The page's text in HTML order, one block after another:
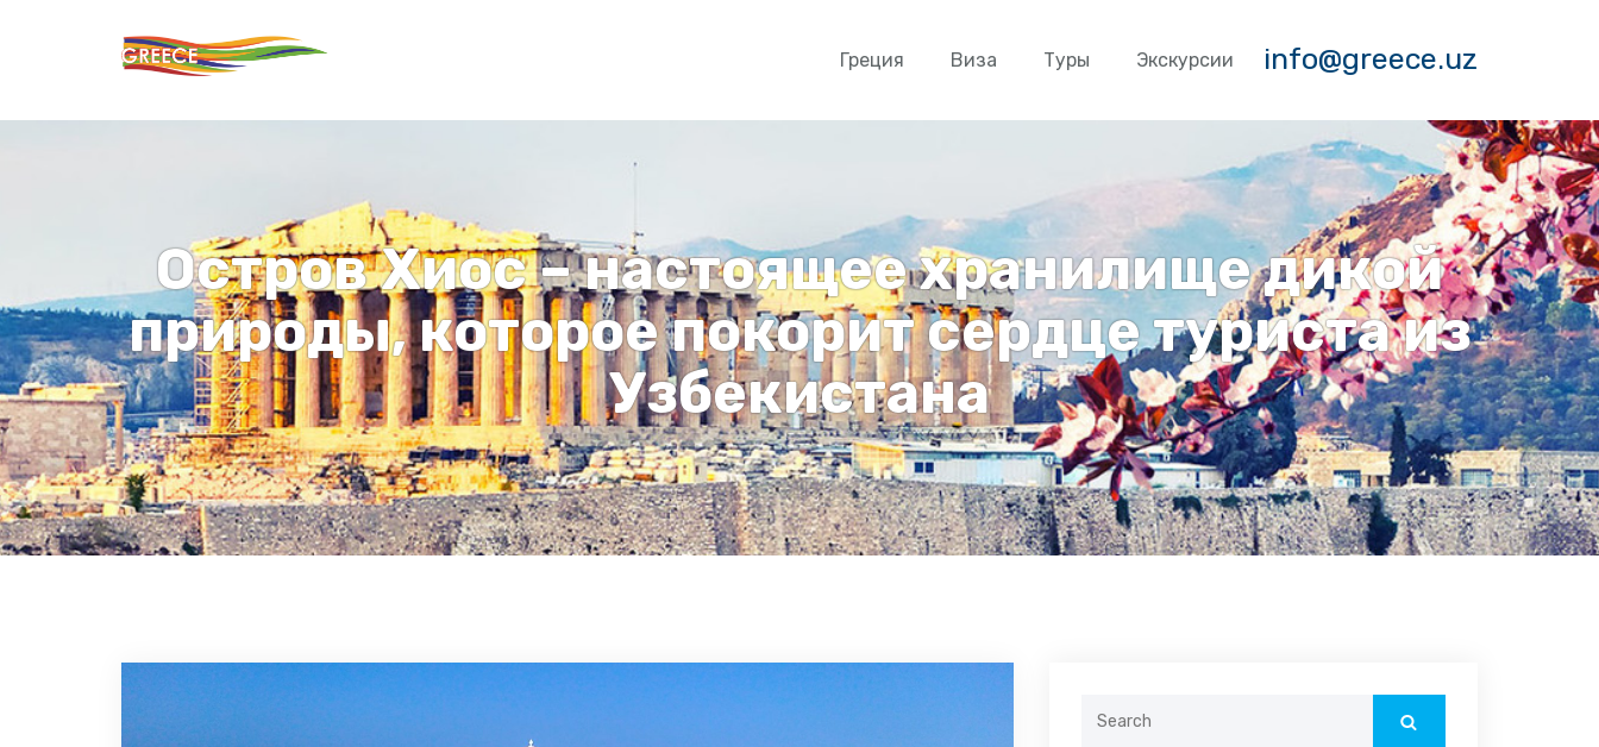
info@greece.uz
Греция Виза Туры Экскурсии
Остров Хиос – настоящее хранилище дикой
природы, которое покорит сердце туриста из
Узбекистана